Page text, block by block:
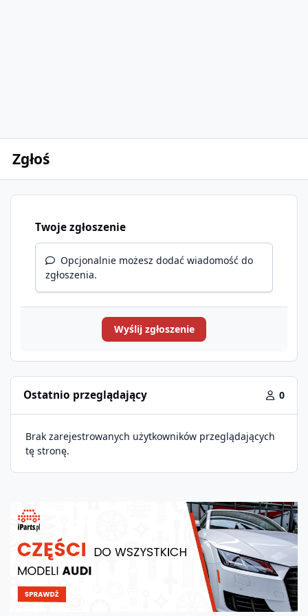
Zgłoś
Twoje zgłoszenie
Opcjonalnie możesz dodać wiadomość do
zgłoszenia.
Wyślij zgłoszenie
Ostatnio przeglądający 0
Brak zarejestrowanych użytkowników przeglądających
tę stronę.